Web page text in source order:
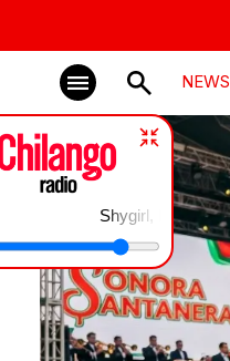
Shygirl, Empress Of, Kingdom,